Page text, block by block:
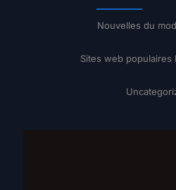
Nouvelles du
Sites web populaires